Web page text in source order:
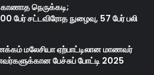
நெருக்கடி;
பேர் சட்டவிரோத நுழைவு, 57 பேர் பலி
மலேசியா ஏற்பாட்டிலான மாணவர்
பேச்சுப் போட்டி 2025